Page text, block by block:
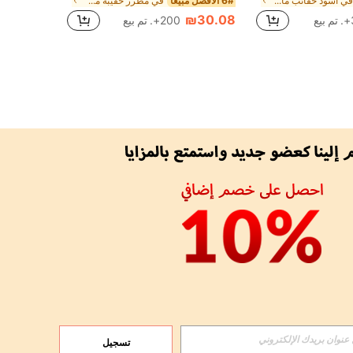
₪30.08 200+. تم بيع
APP
الإشتراك
تسجيل